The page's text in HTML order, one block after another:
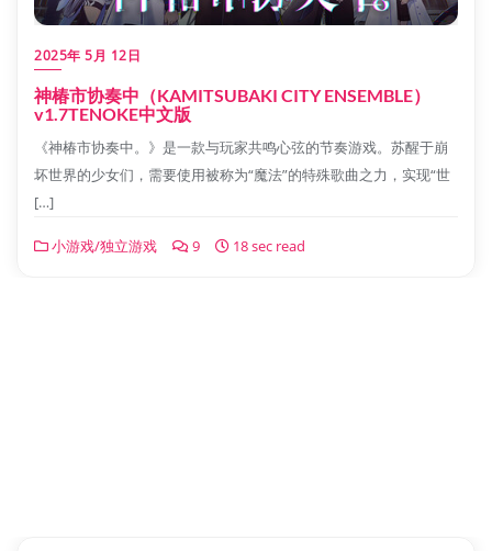
2025年 5月 12日
神椿市协奏中（KAMITSUBAKI CITY ENSEMBLE）
v1.7TENOKE中文版
《神椿市协奏中。》是一款与玩家共鸣心弦的节奏游戏。苏醒于崩
坏世界的少女们，需要使用被称为“魔法”的特殊歌曲之力，实现“世
[…]
小游戏/独立游戏 9 18 sec read